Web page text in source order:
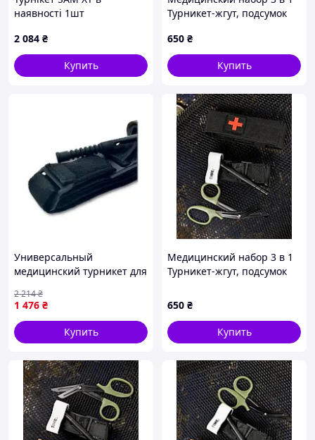
наявності 1шт
2 084 ₴
Купить
Турникет-жгут, подсумок
тактические медицинские
ножницы EMT мультикам
ВТ5407
650 ₴
Купить
Универсальный
медицинский турникет для
жгут для первой помощи в
экстренных ситуациях 94
см FLAME
1 476 ₴
2 214₴
Купить
Медицинский набор 3 в 1
Турникет-жгут, подсумок
тактические медицинские
ножницы EMT черный
ВТ5408
650 ₴
Купить